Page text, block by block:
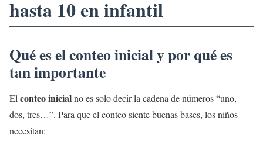
hasta 10 en infantil
Qué es el conteo inicial y por qué es
tan importante
Elconteo inicialno es solo decir la cadena de números “uno,
dos, tres…”. Para que el conteo siente buenas bases, los niños
necesitan: